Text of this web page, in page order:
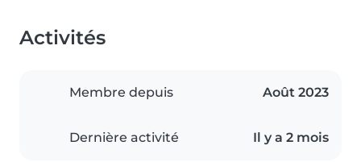
Activités
Membre depuis Août 2023
Dernière activité Il y a 2 mois